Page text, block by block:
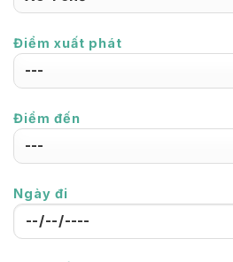
Điểm xuất phát
Điểm đến
Ngày đi